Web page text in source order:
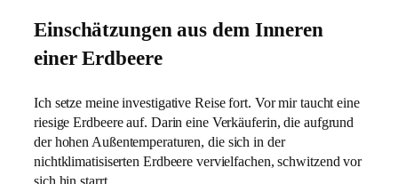
Einschätzungen aus dem Inneren
einer Erdbeere
Ich setze meine investigative Reise fort. Vor mir taucht eine
riesige Erdbeere auf. Darin eine Verkäuferin, die aufgrund
der hohen Außentemperaturen, die sich in der
nichtklimatisiserten Erdbeere vervielfachen, schwitzend vor